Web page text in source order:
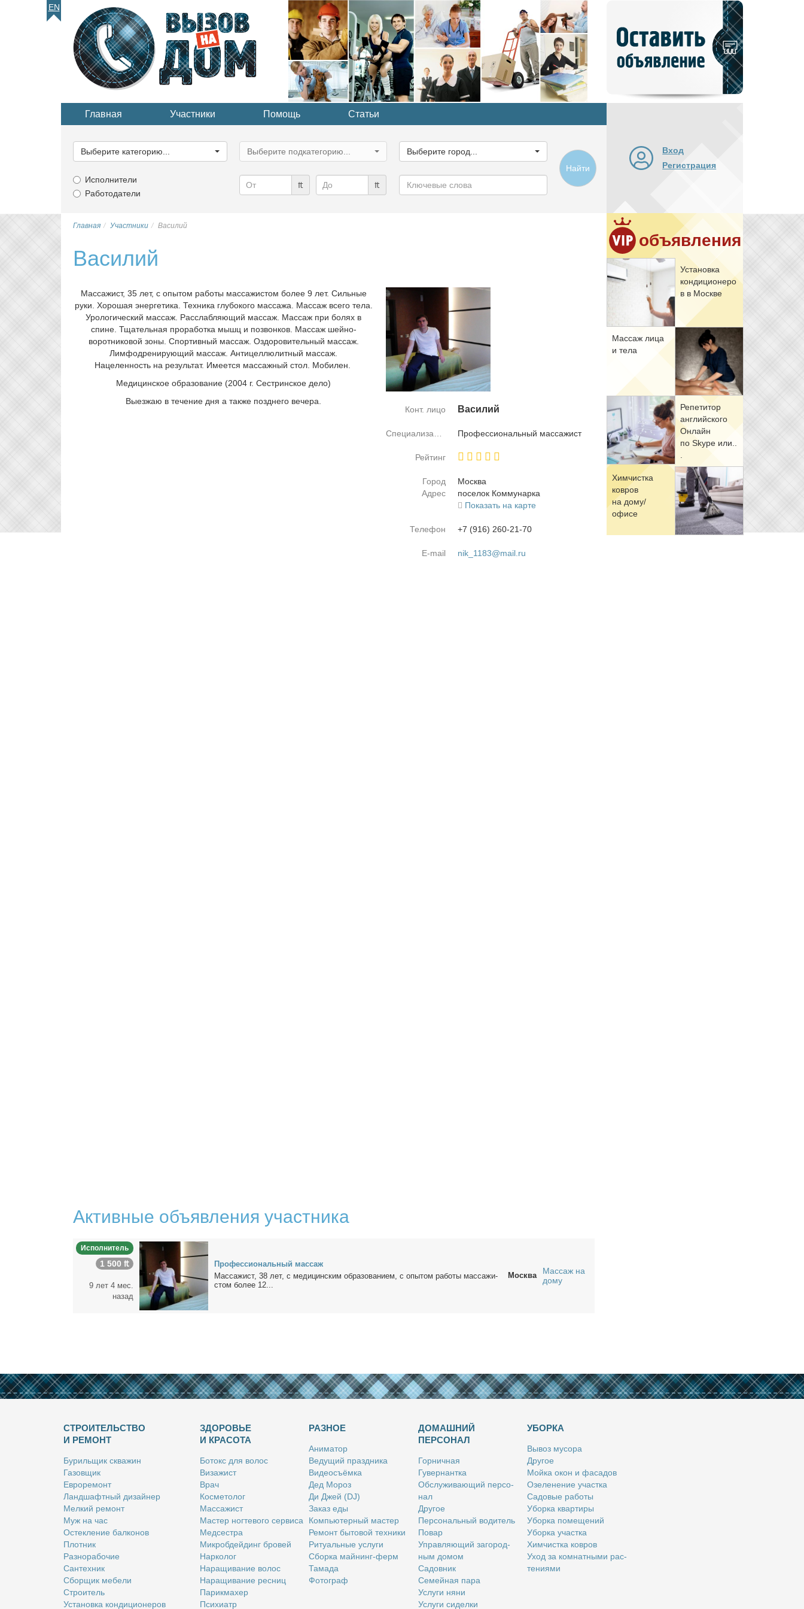
EN
объявление
Главная Участники Помощь Статьи
категорию...
Выберите категорию...
категорию...
Выберите подкатегорию...
город...
Выберите город...
Исполнители
Работодатели
₶ ₶
Ключевые
слова
Найти
Вход
Регистрация
объявления
Уста­нов­ка
кон­ди­ци­о­не­ро
в в Москве
Мас­саж ли­ца
и те­ла
Ре­пе­ти­тор
ан­глий­ско­го
Он­лайн
по Skype или..
Хим­чист­ка
ков­ров
на до­му/
офи­се
Главная Участники Василий
Василий
Массажист, 35 лет, с опытом работы массажистом более 9 лет. Сильные
руки. Хорошая энергетика. Техника глубокого массажа. Массаж всего тела.
Урологический массаж. Расслабляющий массаж. Массаж при болях в
спине. Тщательная проработка мышц и позвонков. Массаж шейно-
воротниковой зоны. Спортивный массаж. Оздоровительный массаж.
Лимфодренирующий массаж. Антицеллюлитный массаж.
Нацеленность на результат. Имеется массажный стол. Мобилен.
Медицинское образование (2004 г. Сестринское дело)
Выезжаю в течение дня а также позднего вечера.
Конт. лицо
Ва­си­лий
Специализация Про­фес­сио­наль­ный мас­са­жист
Рейтинг
Город
Москва
Адрес
по­се­лок Ком­му­нар­ка
Показать на карте
Телефон +7 (916) 260-21-70
E-mail nik_1183@mail.ru
Активные объявления участника
Исполнитель
1 500 ₶
9 лет 4 мес.
назад
Про­фес­сио­наль­ный мас­саж
Мас­са­жист, 38 лет, с ме­ди­цин­ским об­ра­зо­ва­ни­ем, с опы­том ра­бо­ты мас­са­жи­
стом бо­лее 12...
Москва
Массаж на
дому
СТРОИТЕЛЬСТВО
И РЕМОНТ
Бу­риль­щик сква­жин
Га­зов­щик
Ев­ро­ре­монт
Ланд­шафт­ный ди­зай­нер
Мел­кий ре­монт
Муж на час
Остек­ле­ние бал­ко­нов
Плот­ник
Раз­но­ра­бо­чие
Сан­тех­ник
Сбор­щик ме­бе­ли
Стро­и­тель
Уста­нов­ка кон­ди­ци­о­не­ров
ЗДОРОВЬЕ
И КРАСОТА
Бо­токс для во­лос
Ви­за­жист
Врач
Кос­ме­то­лог
Мас­са­жист
Ма­стер ног­те­во­го сер­ви­са
Мед­сест­ра
Мик­роб­дей­динг бро­вей
Нар­ко­лог
На­ра­щи­ва­ние во­лос
На­ра­щи­ва­ние рес­ниц
Па­рик­махер
Пси­хи­атр
РАЗНОЕ
Ани­ма­тор
Ве­ду­щий празд­ни­ка
Ви­део­съём­ка
Дед Мо­роз
Ди Джей (DJ)
За­каз еды
Ком­пью­тер­ный ма­стер
Ре­монт бы­то­вой тех­ни­ки
Ри­ту­аль­ные услу­ги
Сбор­ка май­нинг-ферм
Та­ма­да
Фо­то­граф
ДОМАШНИЙ
ПЕРСОНАЛ
Гор­нич­ная
Гу­вер­нант­ка
Об­слу­жи­ва­ю­щий пер­со­
нал
Дру­гое
Пер­со­наль­ный во­ди­тель
По­вар
Управ­ля­ю­щий за­го­род­
ным до­мом
Са­дов­ник
Се­мей­ная па­ра
Услу­ги ня­ни
Услу­ги си­дел­ки
УБОРКА
Вы­воз му­со­ра
Дру­гое
Мой­ка окон и фа­са­дов
Озе­ле­не­ние участ­ка
Са­до­вые ра­бо­ты
Убор­ка квар­ти­ры
Убор­ка по­ме­ще­ний
Убор­ка участ­ка
Хим­чист­ка ков­ров
Уход за ком­нат­ны­ми рас­
те­ни­я­ми